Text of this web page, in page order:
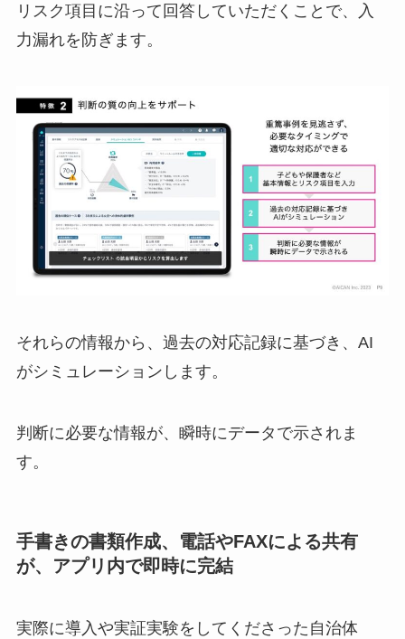
リスク項目に沿って回答していただくことで、入
力漏れを防ぎます。
それらの情報から、過去の対応記録に基づき、AI
がシミュレーションします。
判断に必要な情報が、瞬時にデータで示されま
す。
手書きの書類作成、電話やFAXによる共有
が、アプリ内で即時に完結
実際に導入や実証実験をしてくださった自治体